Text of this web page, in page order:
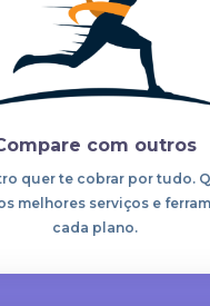
com outros
quer te cobrar por tudo.
melhores serviços e
cada plano.